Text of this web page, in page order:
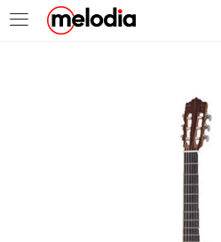
MASUK